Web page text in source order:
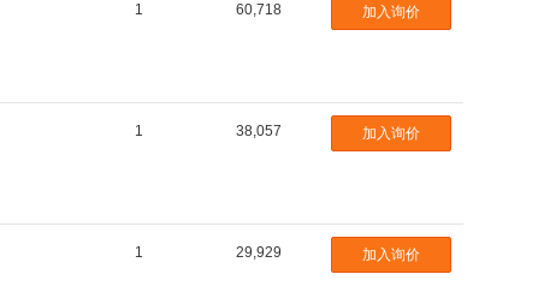
1 60,718 加入询价
1 38,057 加入询价
1 29,929 加入询价